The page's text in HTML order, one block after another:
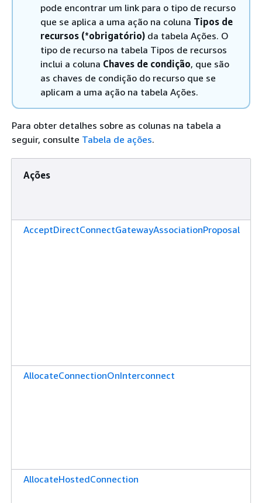
pode encontrar um link para o tipo de recurso
que se aplica a uma ação na coluna Tipos de
recursos (*obrigatório) da tabela Ações. O
tipo de recurso na tabela Tipos de recursos
inclui a coluna Chaves de condição, que são
as chaves de condição do recurso que se
aplicam a uma ação na tabela Ações.
Para obter detalhes sobre as colunas na tabela a
seguir, consulte Tabela de ações.
Ações
AcceptDirectConnectGatewayAssociationProposal
AllocateConnectionOnInterconnect
AllocateHostedConnection